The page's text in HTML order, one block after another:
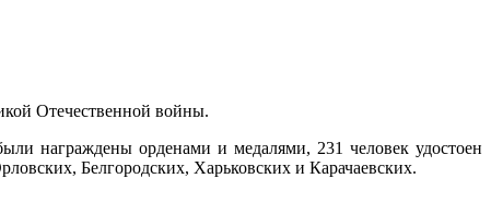
Отечественной войны.
награждены орденами и медалями, 231 человек удостоен
Белгородских, Харьковских и Карачаевских.